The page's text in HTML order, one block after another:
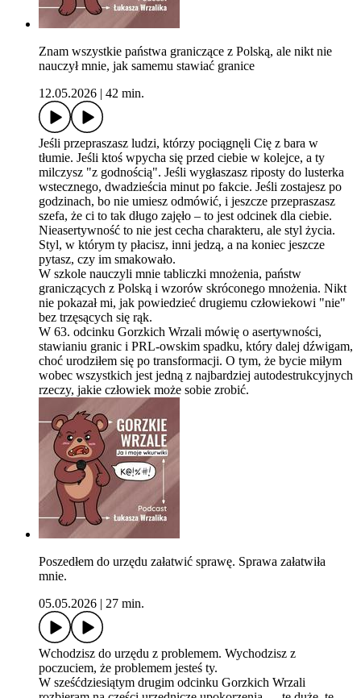
Znam wszystkie państwa graniczące z Polską, ale nikt nie
nauczył mnie, jak samemu stawiać granice
12.05.2026
42 min.
Jeśli przepraszasz ludzi, którzy pociągnęli Cię z bara w
tłumie. Jeśli ktoś wpycha się przed ciebie w kolejce, a ty
milczysz "z godnością". Jeśli wygłaszasz riposty do lusterka
wstecznego, dwadzieścia minut po fakcie. Jeśli zostajesz po
godzinach, bo nie umiesz odmówić, i jeszcze przepraszasz
szefa, że ci to tak długo zajęło – to jest odcinek dla ciebie.
Nieasertywność to nie jest cecha charakteru, ale styl życia.
Styl, w którym ty płacisz, inni jedzą, a na koniec jeszcze
pytasz, czy im smakowało.
W szkole nauczyli mnie tabliczki mnożenia, państw
graniczących z Polską i wzorów skróconego mnożenia. Nikt
nie pokazał mi, jak powiedzieć drugiemu człowiekowi "nie"
bez trzęsących się rąk.
W 63. odcinku Gorzkich Wrzali mówię o asertywności,
stawianiu granic i PRL-owskim spadku, który dalej dźwigam,
choć urodziłem się po transformacji. O tym, że bycie miłym
wobec wszystkich jest jedną z najbardziej autodestrukcyjnych
rzeczy, jakie człowiek może sobie zrobić.
Poszedłem do urzędu załatwić sprawę. Sprawa załatwiła
mnie.
05.05.2026
27 min.
Wchodzisz do urzędu z problemem. Wychodzisz z
poczuciem, że problemem jesteś ty.
W sześćdziesiątym drugim odcinku Gorzkich Wrzali